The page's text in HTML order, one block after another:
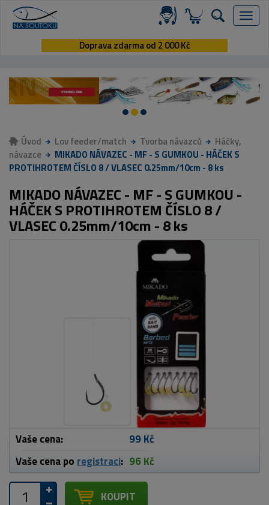
Menu
Doprava zdarma od 2 000 Kč
Úvod Lov feeder/match Tvorba návazců
Háčky,
návazce
MIKADO NÁVAZEC - MF - S GUMKOU - HÁČEK S
PROTIHROTEM ČÍSLO 8 / VLASEC 0.25mm/10cm - 8 ks
MIKADO NÁVAZEC - MF - S GUMKOU -
HÁČEK S PROTIHROTEM ČÍSLO 8 /
VLASEC 0.25mm/10cm - 8 ks
Vaše cena:
99 Kč
Vaše cena po registraci: 96 Kč
KOUPIT